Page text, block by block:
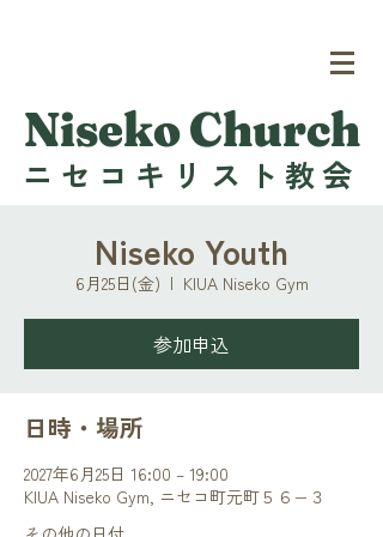
Niseko Church
ニセコキリスト教会
Niseko Youth
6月25日(金)
  |
KIUA Niseko Gym
参加申込
日時・場所
2027年6月25日 16:00 – 19:00
KIUA Niseko Gym, ニセコ町元町５６−３